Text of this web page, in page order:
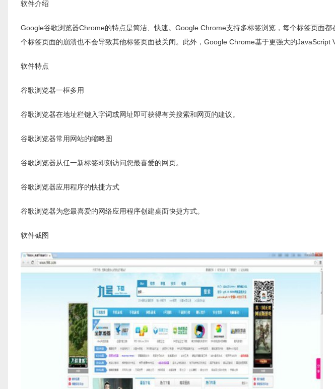
软件介绍
Google谷歌浏览器Chrome的特点是简洁、快速。Google Chrome支持多标签浏览，每个标签页面都
个标签页面的崩溃也不会导致其他标签页面被关闭。此外，Google Chrome基于更强大的JavaScript
软件特点
谷歌浏览器一框多用
谷歌浏览器在地址栏键入字词或网址即可获得有关搜索和网页的建议。
谷歌浏览器常用网站的缩略图
谷歌浏览器从任一新标签即刻访问您最喜爱的网页。
谷歌浏览器应用程序的快捷方式
谷歌浏览器为您最喜爱的网络应用程序创建桌面快捷方式。
软件截图